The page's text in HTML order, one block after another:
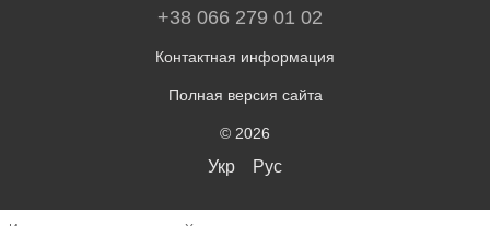
+38 066 279 01 02
Контактная информация
Полная версия сайта
© 2026
Укр Рус